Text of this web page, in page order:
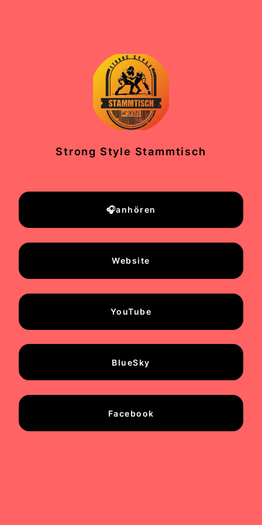
Strong Style Stammtisch
🎧anhören
Website
YouTube
BlueSky
Facebook